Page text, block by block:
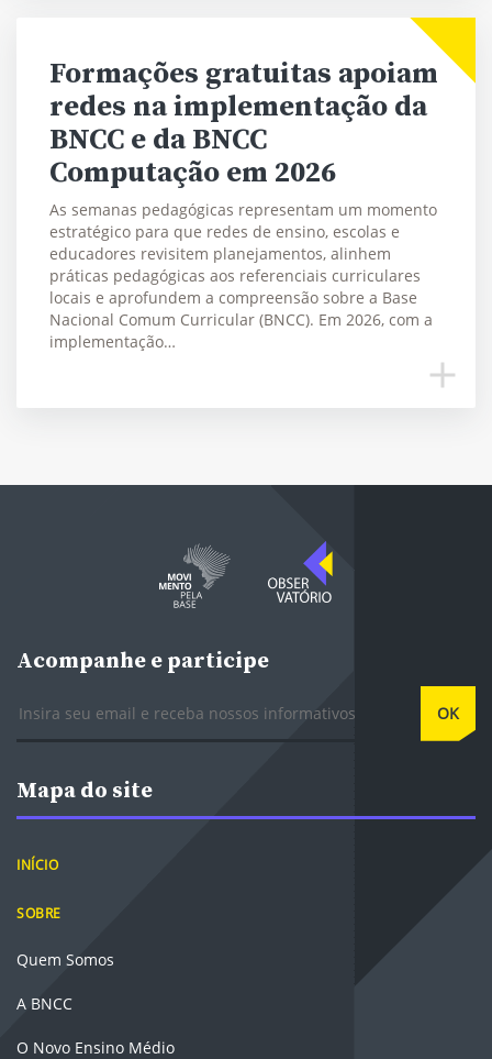
Formações gratuitas apoiam
redes na implementação da
BNCC e da BNCC
Computação em 2026
As semanas pedagógicas representam um momento
estratégico para que redes de ensino, escolas e
educadores revisitem planejamentos, alinhem
práticas pedagógicas aos referenciais curriculares
locais e aprofundem a compreensão sobre a Base
Nacional Comum Curricular (BNCC). Em 2026, com a
implementação…
Acompanhe e participe
OK
Mapa do site
INÍCIO
SOBRE
Quem Somos
A BNCC
O Novo Ensino Médio